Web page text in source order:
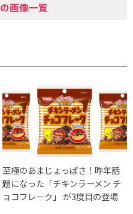
画像一覧
至極のあまじょっぱさ！昨年話
題になった「チキンラーメン チ
ョコフレーク」 が3度目の登場